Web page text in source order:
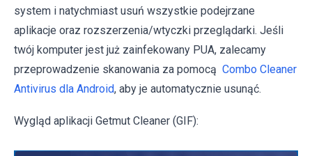
system i natychmiast usuń wszystkie podejrzane
aplikacje oraz rozszerzenia/wtyczki przeglądarki. Jeśli
twój komputer jest już zainfekowany PUA, zalecamy
przeprowadzenie skanowania za pomocą Combo Cleaner
Antivirus dla Android, aby je automatycznie usunąć.
Wygląd aplikacji Getmut Cleaner (GIF):